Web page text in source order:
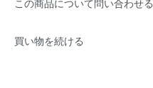
この商品について問い合わせる
買い物を続ける